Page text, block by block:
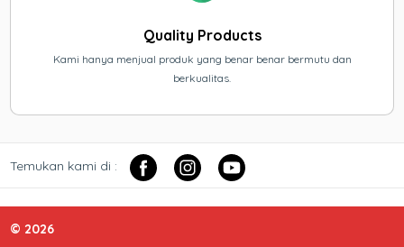
Quality Products
Kami hanya menjual produk yang benar benar bermutu dan
berkualitas.
Temukan kami di :
© 2026